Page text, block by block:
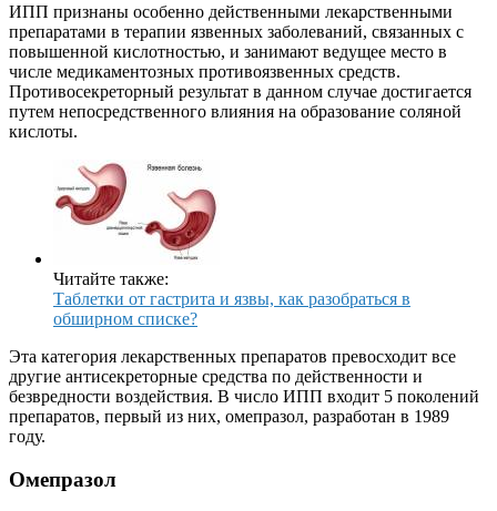
ИПП признаны особенно действенными лекарственными
препаратами в терапии язвенных заболеваний, связанных с
повышенной кислотностью, и занимают ведущее место в
числе медикаментозных противоязвенных средств.
Противосекреторный результат в данном случае достигается
путем непосредственного влияния на образование соляной
кислоты.
Читайте также:
Таблетки от гастрита и язвы, как разобраться в
обширном списке?
Эта категория лекарственных препаратов превосходит все
другие антисекреторные средства по действенности и
безвредности воздействия. В число ИПП входит 5 поколений
препаратов, первый из них, омепразол, разработан в 1989
году.
Омепразол